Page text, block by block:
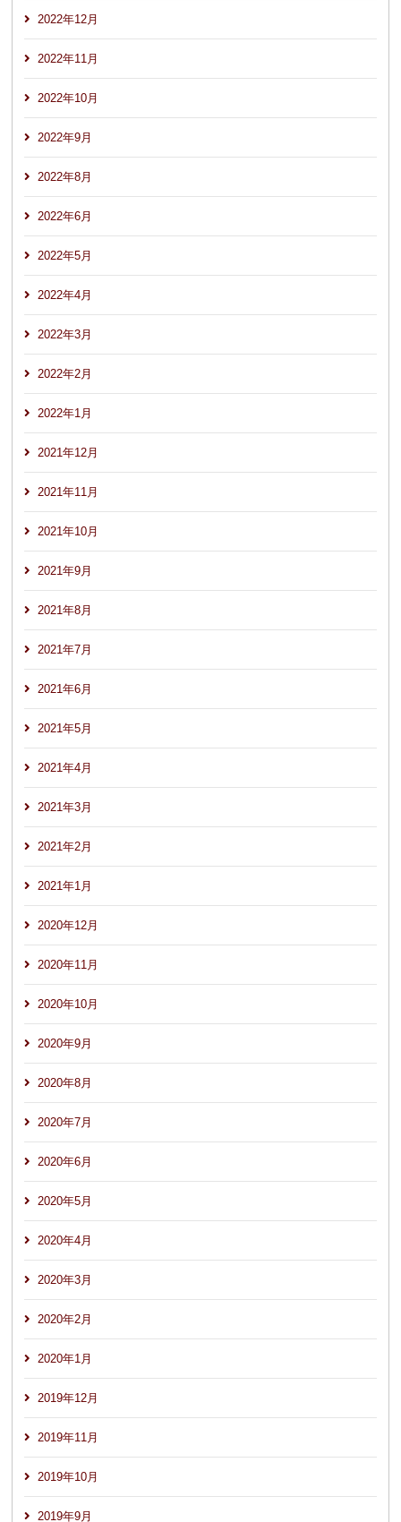
2022年12月
2022年11月
2022年10月
2022年9月
2022年8月
2022年6月
2022年5月
2022年4月
2022年3月
2022年2月
2022年1月
2021年12月
2021年11月
2021年10月
2021年9月
2021年8月
2021年7月
2021年6月
2021年5月
2021年4月
2021年3月
2021年2月
2021年1月
2020年12月
2020年11月
2020年10月
2020年9月
2020年8月
2020年7月
2020年6月
2020年5月
2020年4月
2020年3月
2020年2月
2020年1月
2019年12月
2019年11月
2019年10月
2019年9月